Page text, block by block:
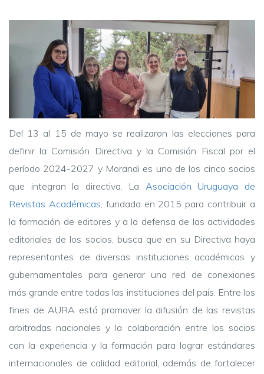
Del 13 al 15 de mayo se realizaron las elecciones para
definir la Comisión Directiva y la Comisión Fiscal por el
período 2024-2027 y Morandi es uno de los cinco socios
que integran la directiva. La Asociación Uruguaya de
Revistas Académicas, fundada en 2015 para contribuir a
la formación de editores y a la defensa de las actividades
editoriales de los socios, busca que en su Directiva haya
representantes de diversas instituciones académicas y
gubernamentales para generar una red de conexiones
más grande entre todas las instituciones del país. Entre los
fines de AURA está promover la difusión de las revistas
arbitradas nacionales y la colaboración entre los socios
con la experiencia y la formación para lograr estándares
internacionales de calidad editorial, además de fortalecer